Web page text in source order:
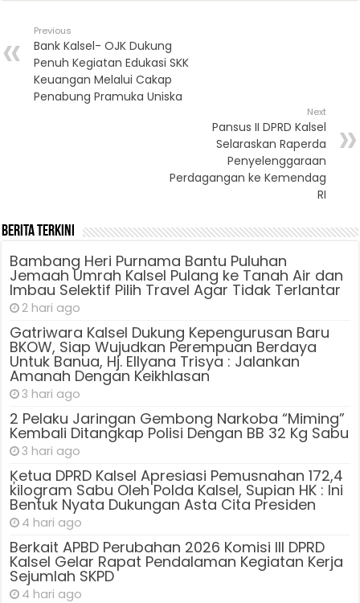
Previous
Bank Kalsel- OJK Dukung
Penuh Kegiatan Edukasi SKK
Keuangan Melalui Cakap
Penabung Pramuka Uniska
Next
Pansus II DPRD Kalsel
Selaraskan Raperda
Penyelenggaraan
Perdagangan ke Kemendag
RI
Berita Terkini
Bambang Heri Purnama Bantu Puluhan
Jemaah Umrah Kalsel Pulang ke Tanah Air dan
Imbau Selektif Pilih Travel Agar Tidak Terlantar
2 hari ago
Gatriwara Kalsel Dukung Kepengurusan Baru
BKOW, Siap Wujudkan Perempuan Berdaya
Untuk Banua, Hj. Ellyana Trisya : Jalankan
Amanah Dengan Keikhlasan
3 hari ago
2 Pelaku Jaringan Gembong Narkoba “Miming”
Kembali Ditangkap Polisi Dengan BB 32 Kg Sabu
3 hari ago
Ķetua DPRD Kalsel Apresiasi Pemusnahan 172,4
kilogram Sabu Oleh Polda Kalsel, Supian HK : Ini
Bentuk Nyata Dukungan Asta Cita Presiden
4 hari ago
Berkait APBD Perubahan 2026 Komisi III DPRD
Kalsel Gelar Rapat Pendalaman Kegiatan Kerja
Sejumlah SKPD
4 hari ago